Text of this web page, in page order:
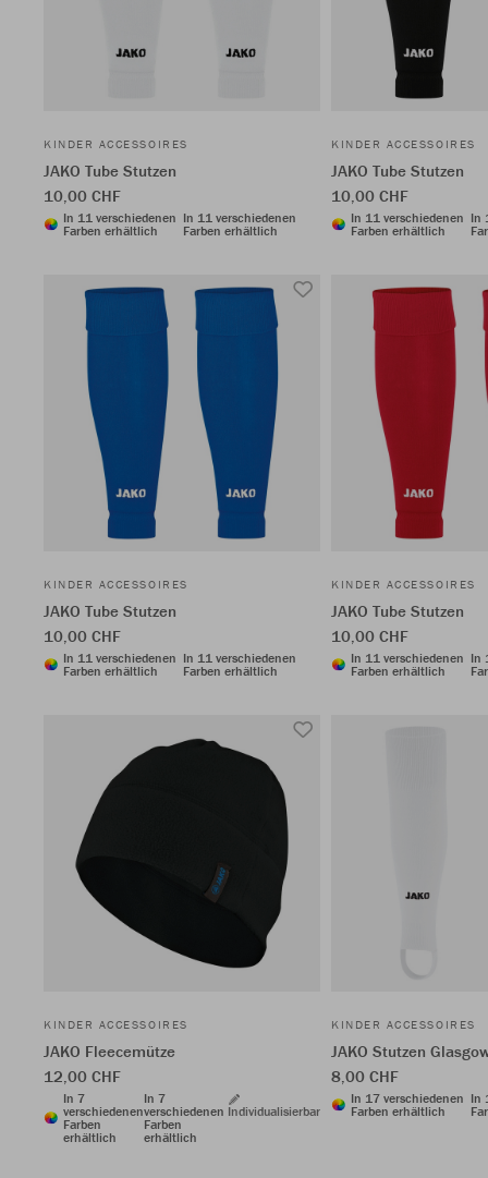
KINDER ACCESSOIRES
JAKO Tube Stutzen
10,00 CHF
In 11 verschiedenen
Farben erhältlich
In 11 verschiedenen
Farben erhältlich
KINDER ACCESSOIRES
JAKO Tube Stutzen
10,00 CHF
In 11 verschiedenen
Farben erhältlich
In
KINDER ACCESSOIRES
JAKO Tube Stutzen
10,00 CHF
In 11 verschiedenen
Farben erhältlich
In 11 verschiedenen
Farben erhältlich
KINDER ACCESSOIRES
JAKO Tube Stutzen
10,00 CHF
In 11 verschiedenen
Farben erhältlich
In
KINDER ACCESSOIRES
JAKO Fleecemütze
12,00 CHF
In 7
verschiedenen
Farben
erhältlich
In 7
verschiedenen
Farben
erhältlich
Individualisierbar
KINDER ACCESSOIRES
JAKO Stutzen
8,00 CHF
In 17 verschiedenen
Farben erhältlich
In